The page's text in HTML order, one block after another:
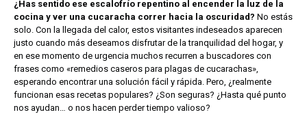
¿Has sentido ese escalofrío repentino al encender la luz de la
cocina y ver una cucaracha correr hacia la oscuridad? No estás
solo. Con la llegada del calor, estos visitantes indeseados aparecen
justo cuando más deseamos disfrutar de la tranquilidad del hogar, y
en ese momento de urgencia muchos recurren a buscadores con
frases como «remedios caseros para plagas de cucarachas»,
esperando encontrar una solución fácil y rápida. Pero, ¿realmente
funcionan esas recetas populares? ¿Son seguras? ¿Hasta qué punto
nos ayudan… o nos hacen perder tiempo valioso?